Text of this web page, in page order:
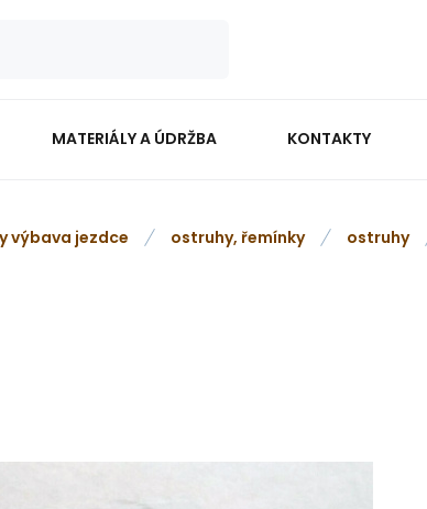
MATERIÁLY A ÚDRŽBA KONTAKTY
výbava jezdce ostruhy, řemínky ostruhy